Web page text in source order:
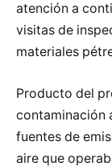
atención a
visitas de
materiales
Producto del
contaminación
fuentes de
aire que